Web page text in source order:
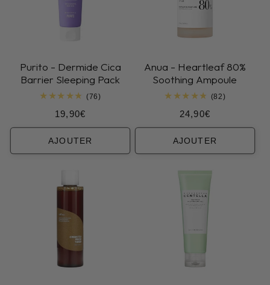
Purito - Dermide Cica
Barrier Sleeping Pack
(76)76
Prix
habituel
19,90€
AJOUTER
Anua - Heartleaf 80%
Soothing Ampoule
(82)82
Prix
habituel
24,90€
AJOUTER